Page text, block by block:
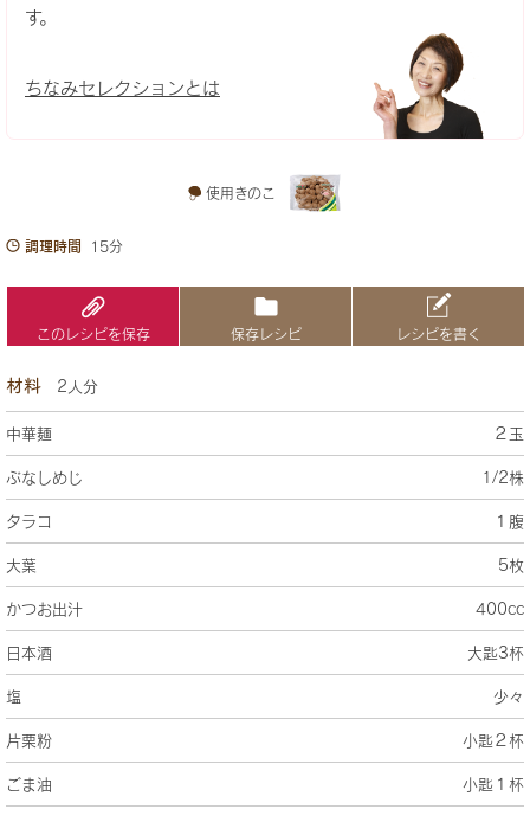
す。
ちなみセレクションとは
使用きのこ
調理時間 15分
このレシピを保存 保存レシピ レシピを書く
材料 2人分
中華麺 ２玉
ぶなしめじ 1/2株
タラコ １腹
大葉 5枚
かつお出汁 400cc
日本酒 大匙3杯
塩 少々
片栗粉 小匙２杯
ごま油 小匙１杯